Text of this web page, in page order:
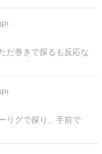
だ巻きで探るも反応な
リグで探り、手前で